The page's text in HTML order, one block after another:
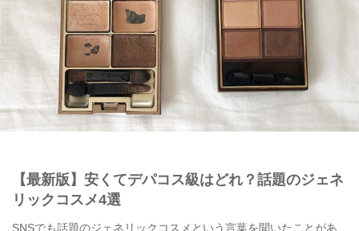
【最新版】安くてデパコス級はどれ？話題のジェネ
リックコスメ4選
SNSでも話題のジェネリックコスメという言葉を聞いたことがあ